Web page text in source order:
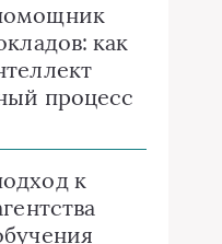
как
процесс
к